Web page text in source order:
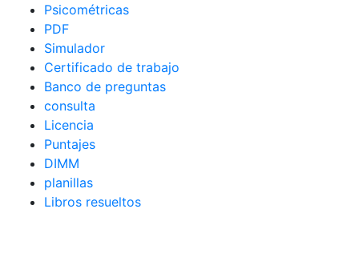
Psicométricas
PDF
Simulador
Certificado de trabajo
Banco de preguntas
consulta
Licencia
Puntajes
DIMM
planillas
Libros resueltos